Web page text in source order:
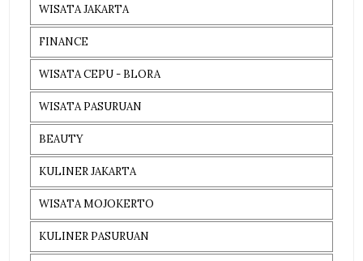
WISATA JAKARTA
FINANCE
WISATA CEPU - BLORA
WISATA PASURUAN
BEAUTY
KULINER JAKARTA
WISATA MOJOKERTO
KULINER PASURUAN